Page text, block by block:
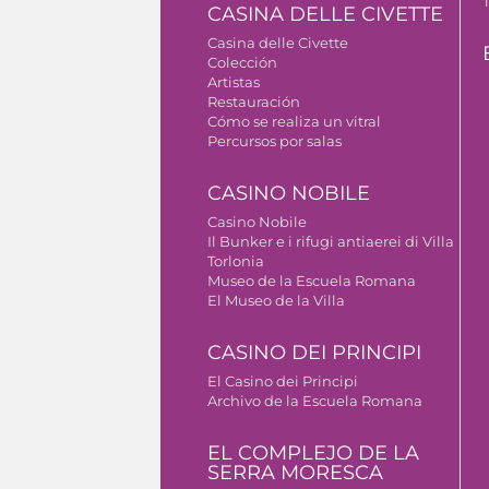
CASINA DELLE CIVETTE
Casina delle Civette
Colección
Artistas
Restauración
Cómo se realiza un vitral
Percursos por salas
CASINO NOBILE
Casino Nobile
Il Bunker e i rifugi antiaerei di Villa
Torlonia
Museo de la Escuela Romana
El Museo de la Villa
CASINO DEI PRINCIPI
El Casino dei Principi
Archivo de la Escuela Romana
EL COMPLEJO DE LA
SERRA MORESCA